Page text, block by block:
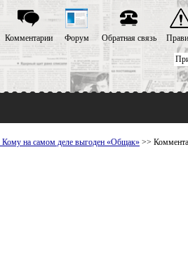
Комментарии Форум Обратная связь
на самом деле выгоден «Общак» >>